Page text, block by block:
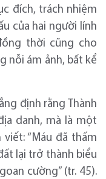
đích, trách nhiệm
của hai người lính
thời cũng cho
nỗi ám ảnh, bất kể
định rằng Thành
danh, mà là một
“Máu đã thấm
lại trở thành biểu
cường” (tr. 45).